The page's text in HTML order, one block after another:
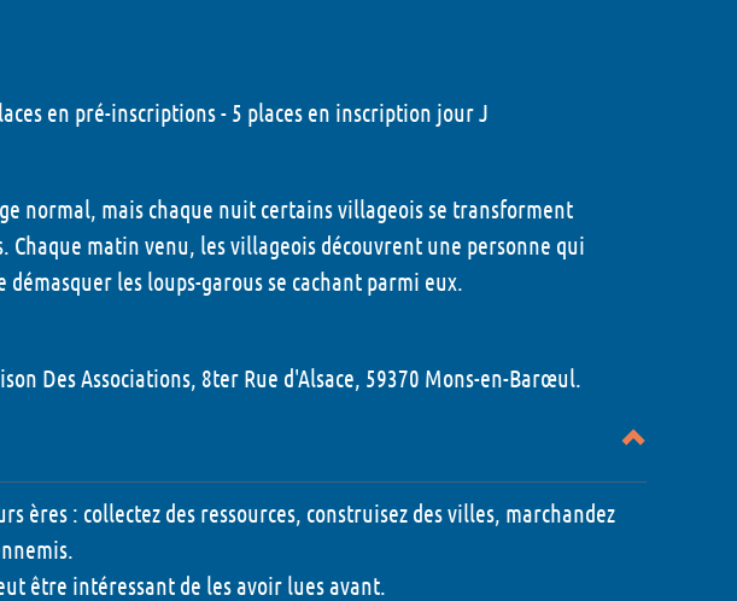
en pré-inscriptions - 5 places en inscription jour J
normal, mais chaque nuit certains villageois se transforment
matin venu, les villageois découvrent une personne qui
les loups-garous se cachant parmi eux.
Des Associations, 8ter Rue d'Alsace, 59370 Mons-en-Barœul.
ères : collectez des ressources, construisez des villes, marchandez
être intéressant de les avoir lues avant.